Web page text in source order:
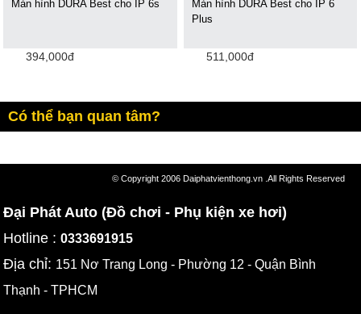
Màn hình DURA Best cho IP 6s
394,000đ
Màn hình DURA Best cho IP 6
Plus
511,000đ
Có thể bạn quan tâm?
© Copyright 2006 Daiphatvienthong.vn .All Rights Reserved
Đại Phát Auto (Đồ chơi - Phụ kiện xe hơi)
Hotline :0333691915
Địa chỉ: 151 Nơ Trang Long - Phường 12 - Quận Bình
Thạnh - TPHCM